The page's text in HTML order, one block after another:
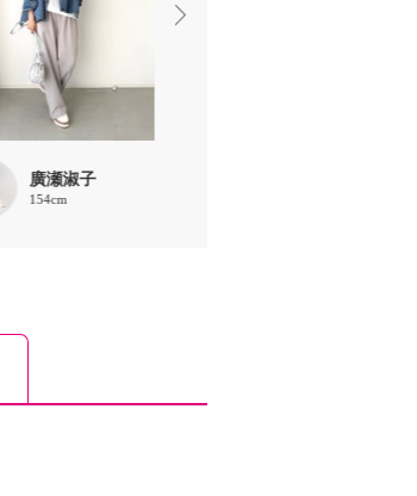
廣瀬淑子
154cm